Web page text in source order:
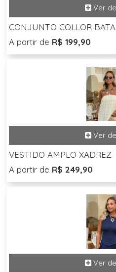
CONJUNTO COLLOR BATA
A partir de R$ 199,90
VESTIDO AMPLO XADREZ
A partir de R$ 249,90